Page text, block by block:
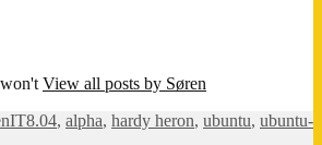
View all posts by Søren
Categories
ITTags
8.04, alpha, hardy heron, ubuntu, ubuntu-